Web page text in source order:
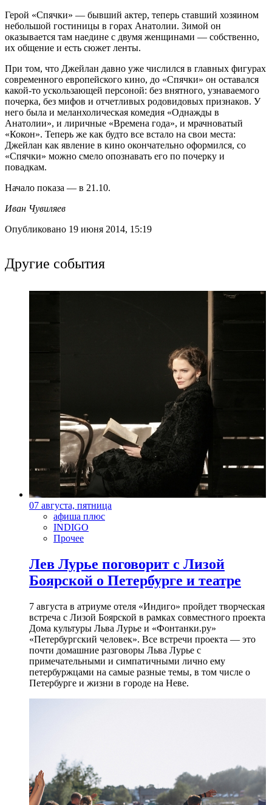
Герой «Спячки» — бывший актер, теперь ставший хозяином
небольшой гостиницы в горах Анатолии. Зимой он
оказывается там наедине с двумя женщинами — собственно,
их общение и есть сюжет ленты.
При том, что Джейлан давно уже числился в главных фигурах
современного европейского кино, до «Спячки» он оставался
какой-то ускользающей персоной: без внятного, узнаваемого
почерка, без мифов и отчетливых родовидовых признаков. У
него была и меланхолическая комедия «Однажды в
Анатолии», и лиричные «Времена года», и мрачноватый
«Кокон». Теперь же как будто все встало на свои места:
Джейлан как явление в кино окончательно оформился, со
«Спячки» можно смело опознавать его по почерку и
повадкам.
Начало показа — в 21.10.
Иван Чувиляев
Опубликовано 19 июня 2014, 15:19
Другие события
07 августа, пятница
афиша плюс
INDIGO
Прочее
Лев Лурье поговорит с Лизой
Боярской о Петербурге и театре
7 августа в атриуме отеля «Индиго» пройдет творческая
встреча с Лизой Боярской в рамках совместного проекта
Дома культуры Льва Лурье и «Фонтанки.ру»
«Петербургский человек». Все встречи проекта — это
почти домашние разговоры Льва Лурье с
примечательными и симпатичными лично ему
петербуржцами на самые разные темы, в том числе о
Петербурге и жизни в городе на Неве.